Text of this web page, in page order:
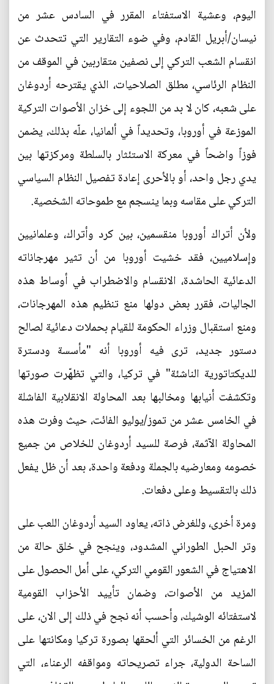
اليوم، وعشية الاستفتاء المقرر في السادس عشر من
نيسان/أبريل القادم، وفي ضوء التقارير التي تتحدث عن
انقسام الشعب التركي إلى نصفين متقاربين في الموقف من
النظام الرئاسي، مطلق الصلاحيات، الذي يقترحه أردوغان
على شعبه، كان لا بد من اللجوء إلى خزان الأصوات التركية
الموزعة في أوروبا، وتحديداً في ألمانيا، علّه بذلك، يضمن
فوزاً واضحاً في معركة الاستئثار بالسلطة ومركزتها بين
يدي رجل واحد، أو بالأحرى إعادة تفصيل النظام السياسي
التركي على مقاسه وبما ينسجم مع طموحاته الشخصية.
ولأن أتراك أوروبا منقسمين، بين كرد وأتراك، وعلمانيين
وإسلاميين، فقد خشيت أوروبا من أن تثير مهرجاناته
الدعائية الحاشدة، الانقسام والاضطراب في أوساط هذه
الجاليات، فقرر بعض دولها منع تنظيم هذه المهرجانات،
ومنع استقبال وزراء الحكومة للقيام بحملات دعائية لصالح
دستور جديد، ترى فيه أوروبا أنه "مأسسة ودسترة
للديكتاتورية الناشئة" في تركيا، والتي تظهّرت صورتها
وتكشفت أنيابها ومخالبها بعد المحاولة الانقلابية الفاشلة
في الخامس عشر من تموز/يوليو الفائت، حيث وفرت هذه
المحاولة الآثمة، فرصة للسيد أردوغان للخلاص من جميع
خصومه ومعارضيه بالجملة ودفعة واحدة، بعد أن ظل يفعل
ذلك بالتقسيط وعلى دفعات.
ومرة أخرى، وللغرض ذاته، يعاود السيد أردوغان اللعب على
وتر الحبل الطوراني المشدود، وينجح في خلق حالة من
الاهتياج في الشعور القومي التركي، على أمل الحصول على
المزيد من الأصوات، وضمان تأييد الأحزاب القومية
لاستفتائه الوشيك، وأحسب أنه نجح في ذلك إلى الان، على
الرغم من الخسائر التي ألحقها بصورة تركيا ومكانتها على
الساحة الدولية، جراء تصريحاته ومواقفه الرعناء، التي